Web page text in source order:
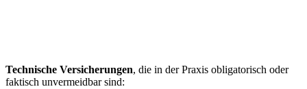
Technische Versicherungen, die in der Praxis obligatorisch oder
faktisch unvermeidbar sind: